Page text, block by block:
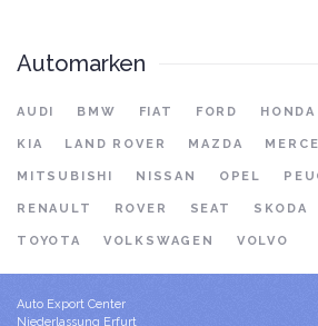
Automarken
AUDI BMW FIAT FORD HONDA
KIA LAND ROVER MAZDA
MITSUBISHI NISSAN OPEL
RENAULT ROVER SEAT SKODA
TOYOTA VOLKSWAGEN VOLVO
Auto Export Center
Niederlassung Erfurt